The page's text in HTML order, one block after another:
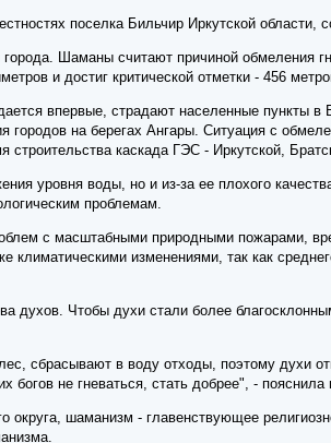
поселка Бильчир Иркутской
Шаманы считают причиной обмеления
и достиг критической отметки - 456
впервые, страдают населенные пункты в
на берегах Ангары. Ситуация с
каскада ГЭС - Иркутской,
уровня воды, но и из-за ее плохого
проблемам.
с масштабными природными пожарами,
климатическими изменениями, так как
духов. Чтобы духи стали более
сбрасывают в воду отходы, поэтому духи
не гневаться, стать добрее", -
шаманизм - главенствующее